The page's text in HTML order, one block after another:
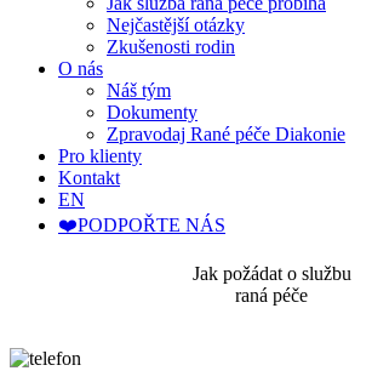
Nejčastější otázky
Zkušenosti rodin
O nás
Náš tým
Dokumenty
Zpravodaj Rané péče Diakonie
Pro klienty
Kontakt
EN
❤️PODPOŘTE NÁS
Jak požádat o službu
raná péče​